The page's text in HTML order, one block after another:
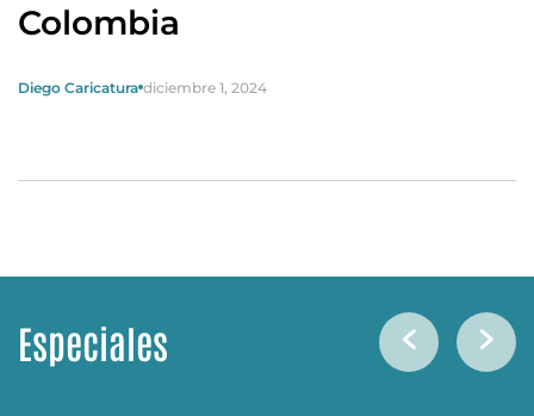
Colombia
Diego Caricatura diciembre 1, 2024
Especiales